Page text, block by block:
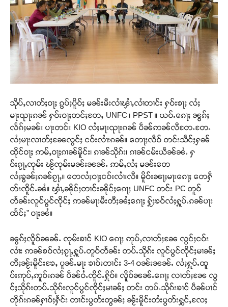
သိုပ်ႇလၢတ်ႈဝႃႈ ၵွပ်ႈပိူဝ်ႈ မၼ်းမီးလၢႆၾၢႆႇလၢႆတၢင်း ႁဝ်းၶႃႈ လႆႈ
မႃးၺႃးၵၼ် ႁဝ်းဝႃႈတင်ႈတႄႇ UNFC ၊ PPST ။ ယဝ်ႉၵေႃႈ ၼွၵ်ႈ
လႅၵ်ႈမၼ်း ပႃးတင်း KIO လႆႈမႃးၺႃးၵၼ် ပဵၼ်ဢၼ်လီတႄႉတႄႉ
လႆႈမႃးလၢတ်ႈၼႄလွင်ႈ ငဝ်းလၢႆးၵၼ်။ တေႃႈလဵဝ် တင်းသဵင်ႈႁၼ်
ထိုင်ဝႃႈ ဢမ်ႇဝႃႈၵၢၼ်မိူင်း၊ ၵၢၼ်သိုၵ်း၊ ၵၢၼ်ငမ်းယဵၼ်ၼႆႉ ႁ
ဝ်းၵႂႃႇၸုမ်း ၽႂ်ၸုမ်းမၼ်းၼၼ်ႉ ဢမ်ႇလႆႈ မၼ်းတေ
လႆႈၶွၼ်ႈၵၼ်ၵႂႃႇ။ တေလႆႈဝႃႈငဝ်းလၢႆးလီ။ မိူဝ်းၼႃႈမႃးၵေႃႈ တေႁဵ
တ်းၸိူင်ႉၼႆ။ ၾၢႆႇၼိုင်ႈတၢင်းၼိုင်ႈၵေႃႈ UNFC တင်း PC တူဝ်
တႅၼ်းလူင်ပွင်ၸိုင်ႈ ဢၼ်မႃးမီးတီႈၼႆႈၵေႃႈ ႁႂ်ႈၶဝ်လႆႈႁူပ်ႉၵၼ်ပႃး
ထႅင်ႈ” ဝႃႈၼႆ။
ၼွၵ်ႈလိူဝ်ၼၼ်ႉ ၸုမ်းၶၢင် KIO ၵေႃႈ ဢုပ်ႇလၢတ်ႈၼႄ လွင်ႈငဝ်း
လၢႆး ဢၼ်ၶဝ်လႆႈၵႂႃႇႁူပ်ႉတူဝ်တႅၼ်း တပ်ႉသိုၵ်း လူင်ပွင်ၸိုင်ႈမၢၼ်ႈ
တီႈၼႂ်းမိူင်းၶႄႇ ပူၼ်ႉမႃး ၶၢဝ်းတၢင်း 3-4 ဝၼ်းၼၼ်ႉ လႆႈႁူပ်ႉထူ
ပ်းဢုပ်ႇဢူဝ်းၵၼ် ပဵၼ်ဝႆႉၸိူင်ႉႁိုဝ်။ လိူဝ်ၼၼ်ႉၵေႃႈ လၢတ်ႈၼႄ လွ
င်ႈသိုၵ်းတပ်ႉသိုၵ်းလူင်ပွင်ၸိုင်ႈမၢၼ်ႈ တင်း တပ်ႉသိုၵ်းၶၢင် ပဵၼ်ပၢင်
တိုၵ်းၵၼ်ႁၢဝ်ႈႁႅင်း တၢင်းပွတ်းတွၼ်ႈ ၼႂ်းမိူင်းတႆးပွတ်းႁွင်ႇလႄႈ